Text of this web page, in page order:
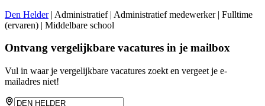
Den Helder| Administratief | Administratief medewerker | Fulltime
(ervaren) | Middelbare school
Ontvang vergelijkbare vacatures in je mailbox
Vul in waar je vergelijkbare vacatures zoekt en vergeet je e-
mailadres niet!